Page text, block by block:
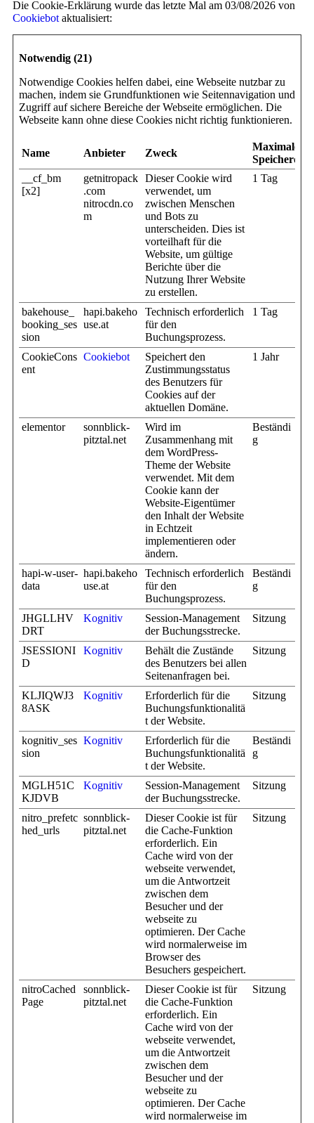
Die Cookie-Erklärung wurde das letzte Mal am 03/08/2026 von
Cookiebot aktualisiert:
Notwendig (21)
Notwendige Cookies helfen dabei, eine Webseite nutzbar zu
machen, indem sie Grundfunktionen wie Seitennavigation und
Zugriff auf sichere Bereiche der Webseite ermöglichen. Die
Webseite kann ohne diese Cookies nicht richtig funktionieren.
Name Anbieter Zweck
Maximale
__cf_bm
[x2]
getnitropack
.com
nitrocdn.co
m
Dieser Cookie wird
verwendet, um
zwischen Menschen
und Bots zu
unterscheiden. Dies ist
vorteilhaft für die
Website, um gültige
Berichte über die
Nutzung Ihrer Website
zu erstellen.
1 Tag
bakehouse_
booking_ses
sion
hapi.bakeho
use.at
Technisch erforderlich
für den
Buchungsprozess.
1 Tag
CookieCons
ent
Cookiebot
Speichert den
Zustimmungsstatus
des Benutzers für
Cookies auf der
aktuellen Domäne.
1 Jahr
elementor
sonnblick-
pitztal.net
Wird im
Zusammenhang mit
dem WordPress-
Theme der Website
verwendet. Mit dem
Cookie kann der
Website-Eigentümer
den Inhalt der Website
in Echtzeit
implementieren oder
ändern.
Beständi
g
hapi-w-user-
data
hapi.bakeho
use.at
Technisch erforderlich
für den
Buchungsprozess.
Beständi
g
JHGLLHV
DRT
Kognitiv
Session-Management
der Buchungsstrecke.
Sitzung
JSESSIONI
D
Kognitiv
Behält die Zustände
des Benutzers bei allen
Seitenanfragen bei.
Sitzung
KLJIQWJ3
8ASK
Kognitiv
Erforderlich für die
Buchungsfunktionalitä
t der Website.
Sitzung
kognitiv_ses
sion
Kognitiv
Erforderlich für die
Buchungsfunktionalitä
t der Website.
Beständi
g
MGLH51C
KJDVB
Kognitiv
Session-Management
der Buchungsstrecke.
Sitzung
nitro_prefetc
hed_urls
sonnblick-
pitztal.net
Dieser Cookie ist für
die Cache-Funktion
erforderlich. Ein
Cache wird von der
webseite verwendet,
um die Antwortzeit
zwischen dem
Besucher und der
webseite zu
optimieren. Der Cache
wird normalerweise im
Browser des
Besuchers gespeichert.
Sitzung
nitroCached
Page
sonnblick-
pitztal.net
Dieser Cookie ist für
die Cache-Funktion
erforderlich. Ein
Cache wird von der
webseite verwendet,
um die Antwortzeit
zwischen dem
Besucher und der
webseite zu
optimieren. Der Cache
wird normalerweise im
Sitzung